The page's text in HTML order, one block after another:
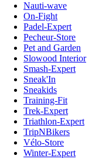
Nauti-wave
On-Fight
Padel-Expert
Pecheur-Store
Pet and Garden
Slowood Interior
Smash-Expert
Sneak'In
Sneakids
Training-Fit
Trek-Expert
Triathlon-Expert
TripNBikers
Vélo-Store
Winter-Expert